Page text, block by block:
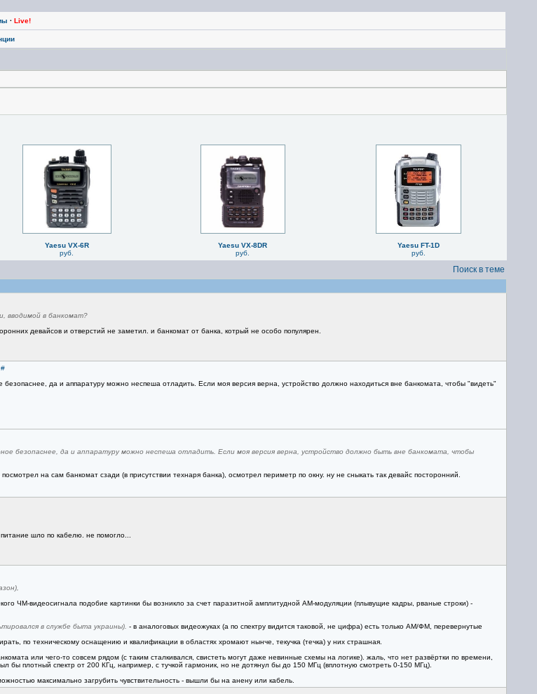
· Live!
Yaesu VX-6R
руб.
Yaesu VX-8DR
руб.
Yaesu FT-1D
руб.
Поиск в теме
вводимой в банкомат?
девайсов и отверстий не заметил. и банкомат от банка, котрый не особо популярен.
#
да и аппаратуру можно неспеша отладить. Если моя версия верна, устройство должно находиться вне банкомата, чтобы "видеть"
безопаснее, да и аппаратуру можно неспеша отладить. Если моя версия верна, устройство должно быть вне банкомата, чтобы
на сам банкомат сзади (в присутствии технаря банка), осмотрел периметр по окну. ну не сныкать так девайс посторонний.
шло по кабелю. не помогло...
ЧМ-видеосигнала подобие картинки бы возникло за счет паразитной амплитудной АМ-модуляции (плывущие кадры, рваные строки) -
в службе быта украины). - в аналоговых видеожуках (а по спектру видится таковой, не цифра) есть только АМ/ФМ, перевернутые
по техническому оснащению и квалификации в областях хромают нынче, текучка (течка) у них страшная.
или чего-то совсем рядом (с таким сталкивался, свистеть могут даже невинные схемы на логике). жаль, что нет развёртки по времени,
бы плотный спектр от 200 КГц, например, с тучкой гармоник, но не дотянул бы до 150 МГц (вплотную смотреть 0-150 МГц).
максимально загрубить чувствительность - вышли бы на анену или кабель.